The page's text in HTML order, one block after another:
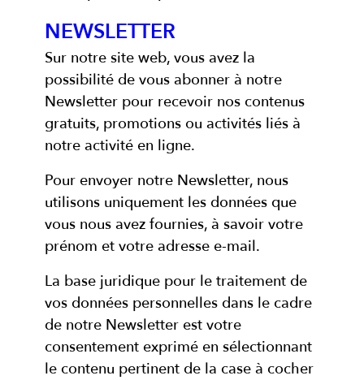
NEWSLETTER
Sur notre site web, vous avez la
possibilité de vous abonner à notre
Newsletter pour recevoir nos contenus
gratuits, promotions ou activités liés à
notre activité en ligne.
Pour envoyer notre Newsletter, nous
utilisons uniquement les données que
vous nous avez fournies, à savoir votre
prénom et votre adresse e-mail.
La base juridique pour le traitement de
vos données personnelles dans le cadre
de notre Newsletter est votre
consentement exprimé en sélectionnant
le contenu pertinent de la case à cocher